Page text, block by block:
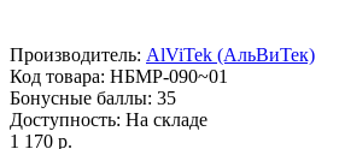
Производитель: AlViTek (АльВиТек)
Код товара: НБМР-090~01
Бонусные баллы: 35
Доступность: На складе
1 170 р.